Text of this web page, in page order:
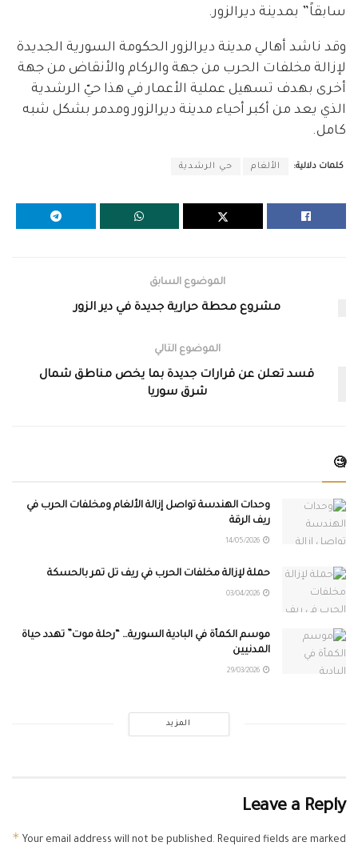
سابقاً” بمدينة ديرالزور.
وقد ناشد أهالي مدينة ديرالزور الحكومة السورية الجديدة
لإزالة مخلفات الحرب من جهة والركام والأنقاض من جهة
أخرى بهدف تسهيل عملية الأعمار في هذا حيّ الرشدية
الذي يعد من أكبر أحياء مدينة ديرالزور ومدمر بشكل شبه
كامل.
كلمات دلالية: الألغام حي الرشدية
الموضوع السابق
مشروع محطة حرارية جديدة في دير الزور
الموضوع التالي
قسد تعلن عن قرارات جديدة بما يخص مناطق شمال
شرق سوريا
🧐
وحدات الهندسة تواصل إزالة الألغام ومخلفات الحرب في
ريف الرقة
حملة لإزالة مخلفات الحرب في ريف تل تمر بالحسكة
موسم الكمأة في البادية السورية… “رحلة موت” تهدد حياة
المدنيين
المزيد
Leave a Reply
Your email address will not be published. Required fields are marked
*